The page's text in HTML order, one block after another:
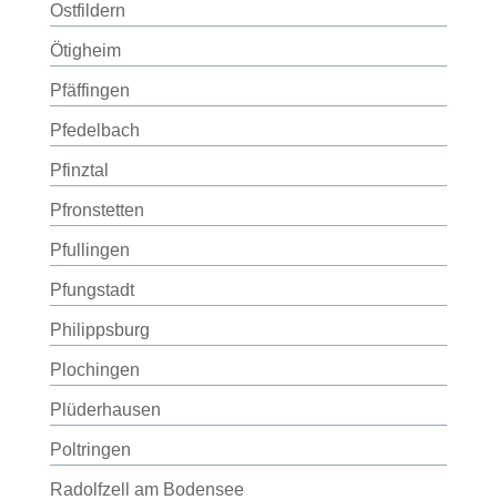
Ostfildern
Ötigheim
Pfäffingen
Pfedelbach
Pfinztal
Pfronstetten
Pfullingen
Pfungstadt
Philippsburg
Plochingen
Plüderhausen
Poltringen
Radolfzell am Bodensee